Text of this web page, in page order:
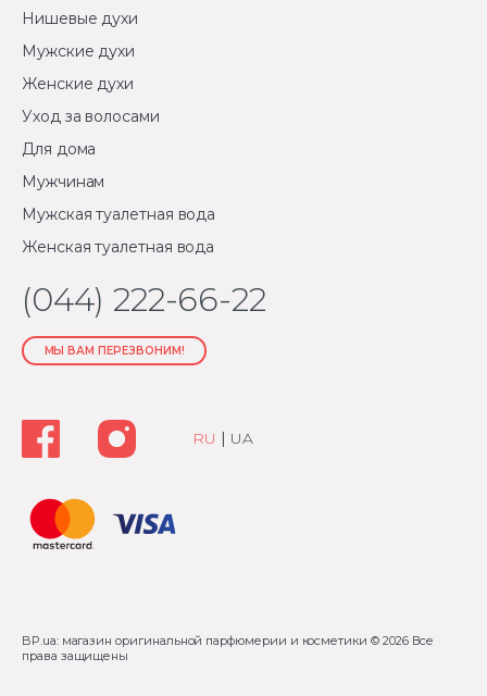
Нишевые духи
Мужские духи
Женские духи
Уход за волосами
Для дома
Мужчинам
Мужская туалетная вода
Женская туалетная вода
(044) 222-66-22
МЫ ВАМ ПЕРЕЗВОНИМ!
RU | UA
BP.ua: магазин оригинальной парфюмерии и косметики © 2026 Все
права защищены